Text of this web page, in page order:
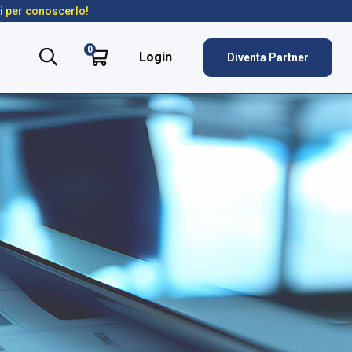
per conoscerlo!
0 Login Diventa Partner